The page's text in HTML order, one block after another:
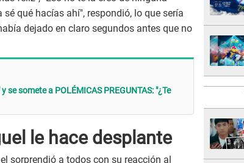
qué hacías ahí", respondió, lo que sería
dejado en claro segundos antes que no
somete a POLÉMICAS PREGUNTAS: "¿Te
le hace desplante
sorprendió a todos con su reacción al